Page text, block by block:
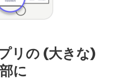
リの (大きな)
に